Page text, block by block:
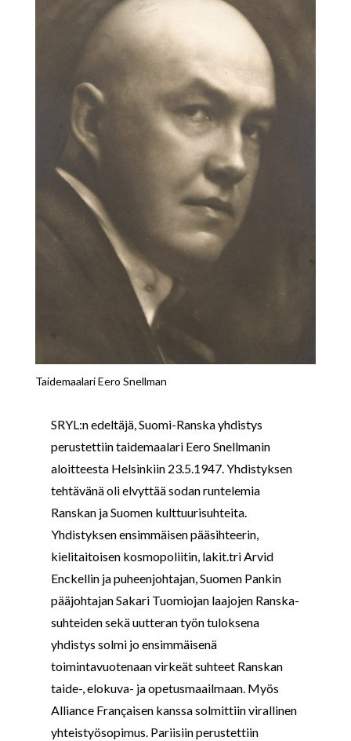
Taidemaalari Eero Snellman
SRYL:n edeltäjä, Suomi-Ranska yhdistys
perustettiin taidemaalari Eero Snellmanin
aloitteesta Helsinkiin 23.5.1947. Yhdistyksen
tehtävänä oli elvyttää sodan runtelemia
Ranskan ja Suomen kulttuurisuhteita.
Yhdistyksen ensimmäisen pääsihteerin,
kielitaitoisen kosmopoliitin, lakit.tri Arvid
Enckellin ja puheenjohtajan, Suomen Pankin
pääjohtajan Sakari Tuomiojan laajojen Ranska-
suhteiden sekä uutteran työn tuloksena
yhdistys solmi jo ensimmäisenä
toimintavuotenaan virkeät suhteet Ranskan
taide-, elokuva- ja opetusmaailmaan. Myös
Alliance Françaisen kanssa solmittiin virallinen
yhteistyösopimus. Pariisiin perustettiin